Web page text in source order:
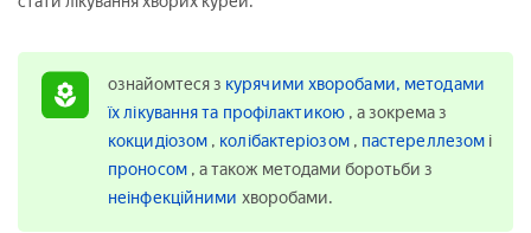
ознайомтеся з курячими хворобами, методами
їх лікування та профілактикою , а зокрема з
кокцидіозом , колібактеріозом , пастереллезом і
проносом , а також методами боротьби з
неінфекційними хворобами.